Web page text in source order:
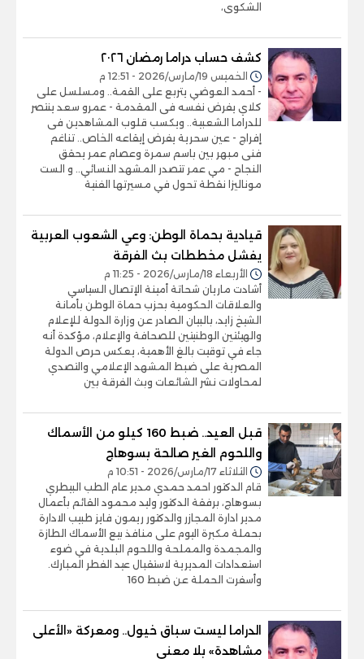
الشكوى،
كشف حساب دراما رمضان ٢٠٢٦
الخميس 19/مارس/2026 - 12:51 م
- أحمد العوضي يتربع على القمة.. ومسلسل على
كلاي يفرض نفسه فى المقدمة - عمرو سعد ينتصر
للدراما الشعبية.. ويكسب قلوب المشاهدين فى
إفراج - عين سحرية يفرض إيقاعه الخاص.. تناغم
فنى مبهر بين باسم سمرة وعصام عمر يحقق
النجاح - مي عمر تتصدر المشهد النسائي.. و الست
موناليزا نقطة تحول في مسيرتها الفنية
قيادية بحماة الوطن: وعي الشعوب العربية
يفشل مخططات بث الفرقة
الأربعاء 18/مارس/2026 - 11:25 م
أشادت ماريان شحاتة أمينة الإتصال السياسي
والعلاقات الحكومية بحزب حماة الوطن بأمانة
الشيخ زايد، بالبيان الصادر عن وزارة الدولة للإعلام
والهيئتين الوطنيتين للصحافة والإعلام، مؤكدة أنه
جاء في توقيت بالغ الأهمية، يعكس حرص الدولة
المصرية على ضبط المشهد الإعلامي والتصدي
لمحاولات نشر الشائعات وبث الفرقة بين
قبل العيد.. ضبط 160 كيلو من الأسماك
واللحوم الغير صالحة بسوهاج
الثلاثاء 17/مارس/2026 - 10:51 م
قام الدكتور احمد حمدي مدير عام الطب البيطري
بسوهاج، برفقة الدكتور وليد محمود القائم بأعمال
مدير ادارة المجازر والدكتور ريمون فايز طبيب الادارة
بحملة مكبرة اليوم على منافذ بيع الأسماك الطازة
والمجمدة والمملحة واللحوم البلدية في ضوء
استعدادات المديرية لاستقبال عيد الفطر المبارك.
وأسفرت الحملة عن ضبط 160
الدراما ليست سباق خيول.. ومعركة «الأعلى
مشاهدة» بلا معنى